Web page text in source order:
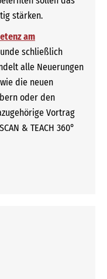
stärken.
am
schließlich
alle Neuerungen
die neuen
oder den
Vortrag
& TEACH 360°